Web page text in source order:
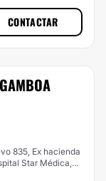
CONTACTAR
hacienda
Star Médica,